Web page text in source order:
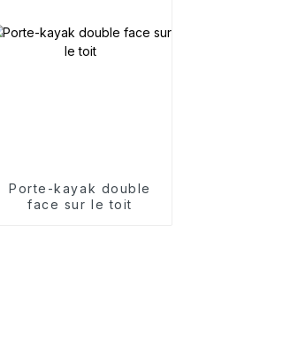
Porte-kayak double
face sur le toit